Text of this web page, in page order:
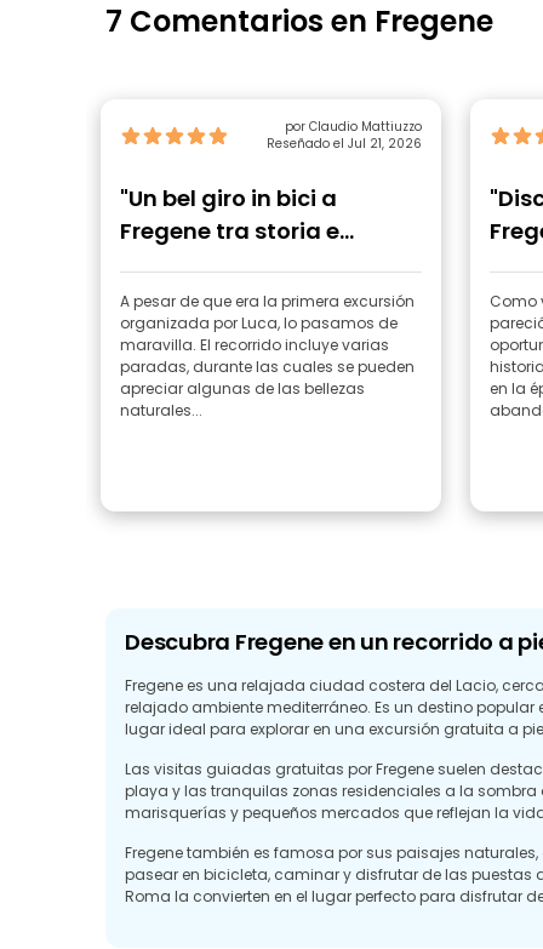
7 Comentarios en Fregene
por Claudio Mattiuzzo
Reseñado el Jul 21, 2026
"Un bel giro in bici a
Fregene tra storia e
natura"
A pesar de que era la primera excursión
organizada por Luca, lo pasamos de
maravilla. El recorrido incluye varias
paradas, durante las cuales se pueden
apreciar algunas de las bellezas
naturales...
Como
en la
Descubra Fregene en un recorrido a
Fregene es una relajada ciudad costera del Lacio,
relajado ambiente mediterráneo. Es un destino
lugar ideal para explorar en una excursión gratuita a
Las visitas guiadas gratuitas por Fregene suelen
playa y las tranquilas zonas residenciales a la
marisquerías y pequeños mercados que reflejan la
Fregene también es famosa por sus paisajes
pasear en bicicleta, caminar y disfrutar de las puestas
Roma la convierten en el lugar perfecto para disfrutar